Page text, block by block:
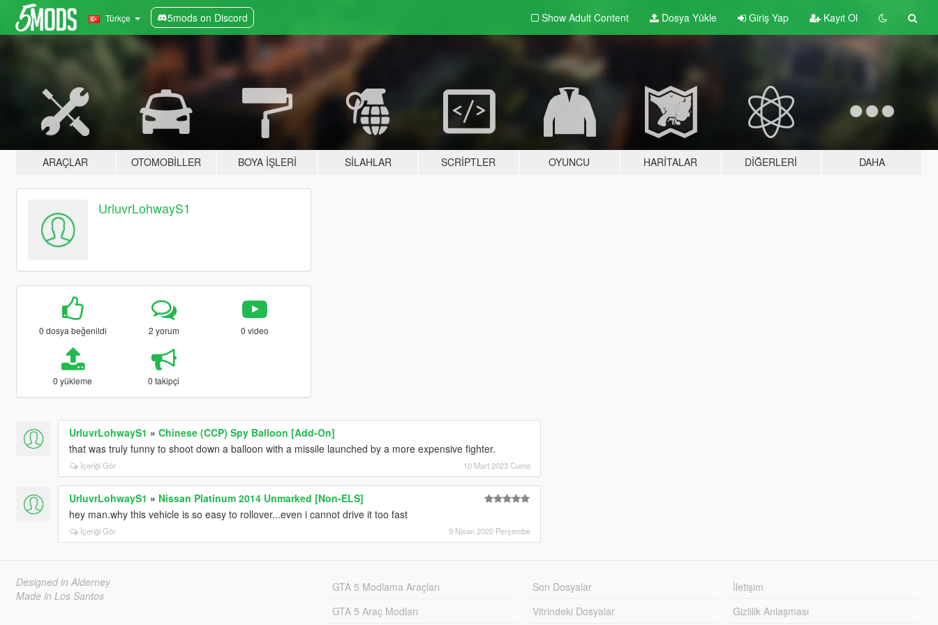
Türkçe 5mods on Discord Show Adult Content Dosya Yükle Giriş Yap Kayıt Ol
ARAÇLAR OTOMOBILLER BOYA İŞLERI SILAHLAR SCRIPTLER OYUNCU HARITALAR DIĞERLERI DAHA
UrluvrLohwayS1
0 dosya beğenildi 2 yorum 0 video
0 yükleme 0 takipçi
UrluvrLohwayS1 » Chinese (CCP) Spy Balloon [Add-On]
that was truly funny to shoot down a balloon with a missile launched by a more expensive fighter.
İçeriği Gör 10 Mart 2023 Cuma
UrluvrLohwayS1 » Nissan Platinum 2014 Unmarked [Non-ELS]
hey man.why this vehicle is so easy to rollover...even i cannot drive it too fast
İçeriği Gör 9 Nisan 2020 Perşembe
Designed in Alderney
Made in Los Santos
GTA 5 Modlama Araçları
GTA 5 Araç Modları
Son Dosyalar
Vitrindeki Dosyalar
İletişim
Gizlilik Anlaşması